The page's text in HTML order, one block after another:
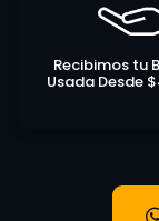
Recibimos tu
Usada Desde